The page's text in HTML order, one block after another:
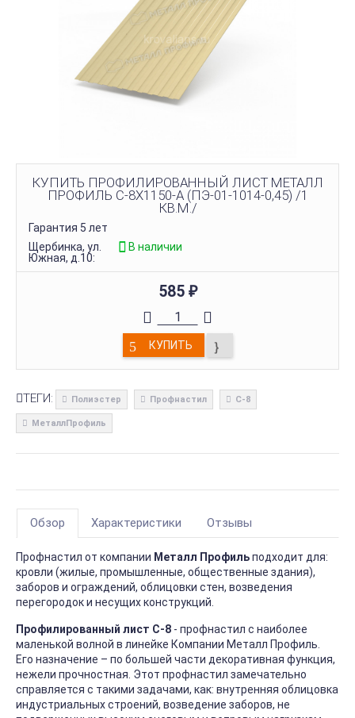
КУПИТЬ ПРОФИЛИРОВАННЫЙ ЛИСТ МЕТАЛЛ
ПРОФИЛЬ С-8Х1150-A (ПЭ-01-1014-0,45) /1
КВ.М./
Гарантия 5 лет
Щербинка, ул.
Южная, д.10:
В наличии
585 ₽
КУПИТЬ
ТЕГИ: Полиэстер Профнастил С-8
МеталлПрофиль
Обзор Характеристики Отзывы
Профнастил от компании Металл Профильподходит для:
кровли (жилые, промышленные, общественные здания),
заборов и ограждений, облицовки стен, возведения
перегородок и несущих конструкций.
Профилированный лист С-8 - профнастил с наиболее
маленькой волной в линейке Компании Металл Профиль.
Его назначение – по большей части декоративная функция,
нежели прочностная. Этот профнастил замечательно
справляется с такими задачами, как: внутренняя облицовка
индустриальных строений, возведение заборов, не